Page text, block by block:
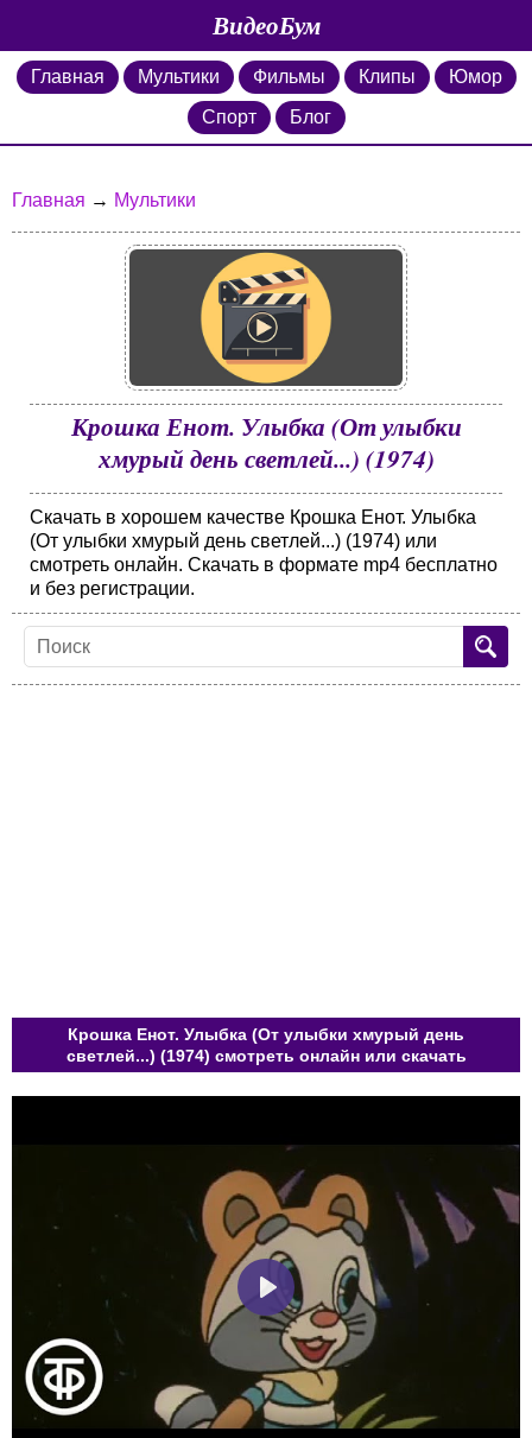
ВидеоБум
Главная Мультики Фильмы Клипы
Юмор
Спорт
Блог
Главная → Мультики
Крошка Енот. Улыбка (От улыбки
хмурый день светлей...) (1974)
Скачать в хорошем качестве Крошка Енот. Улыбка
(От улыбки хмурый день светлей...) (1974) или
смотреть онлайн. Скачать в формате mp4 бесплатно
и без регистрации.
Крошка Енот. Улыбка (От улыбки хмурый день
светлей...) (1974) смотреть онлайн или скачать
Play